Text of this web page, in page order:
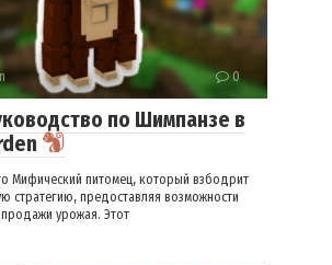
0
по Шимпанзе в
Мифический питомец, который взбодрит
стратегию, предоставляя возможности
продажи урожая. Этот